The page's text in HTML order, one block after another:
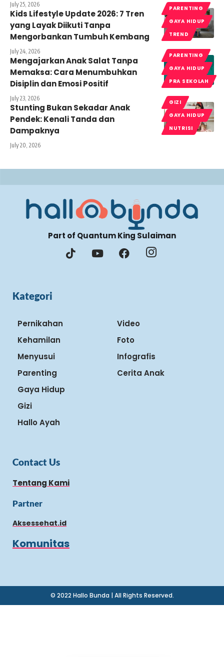
July 25, 2026
PARENTING
GAYA HIDUP
TREND
Kids Lifestyle Update 2026: 7 Tren
yang Layak Diikuti Tanpa
Mengorbankan Tumbuh Kembang
July 24, 2026
PARENTING
GAYA HIDUP
PRA SEKOLAH
Mengajarkan Anak Salat Tanpa
Memaksa: Cara Menumbuhkan
Disiplin dan Emosi Positif
July 23, 2026
GIZI
GAYA HIDUP
NUTRISI
Stunting Bukan Sekadar Anak
Pendek: Kenali Tanda dan
Dampaknya
July 20, 2026
Part of Quantum King Sulaiman
Kategori
Pernikahan
Kehamilan
Menyusui
Parenting
Gaya Hidup
Gizi
Hallo Ayah
Video
Foto
Infografis
Cerita Anak
Contact Us
Tentang Kami
Partner
Aksessehat.id
Komunitas
© 2022 Hallo Bunda | All Rights Reserved.